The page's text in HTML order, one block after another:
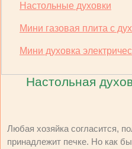
Настольные духовки
Мини газовая плита с
Мини духовка
Настольная
Любая хозяйка согласится,
принадлежит печке. Но как